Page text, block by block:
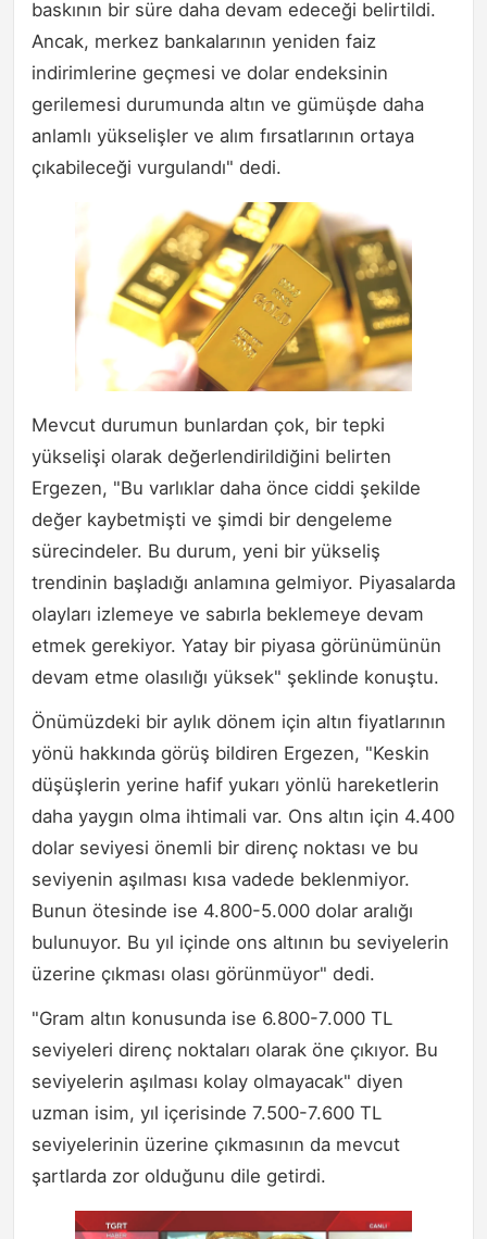
baskının bir süre daha devam edeceği belirtildi.
Ancak, merkez bankalarının yeniden faiz
indirimlerine geçmesi ve dolar endeksinin
gerilemesi durumunda altın ve gümüşde daha
anlamlı yükselişler ve alım fırsatlarının ortaya
çıkabileceği vurgulandı" dedi.
Mevcut durumun bunlardan çok, bir tepki
yükselişi olarak değerlendirildiğini belirten
Ergezen, "Bu varlıklar daha önce ciddi şekilde
değer kaybetmişti ve şimdi bir dengeleme
sürecindeler. Bu durum, yeni bir yükseliş
trendinin başladığı anlamına gelmiyor. Piyasalarda
olayları izlemeye ve sabırla beklemeye devam
etmek gerekiyor. Yatay bir piyasa görünümünün
devam etme olasılığı yüksek" şeklinde konuştu.
Önümüzdeki bir aylık dönem için altın fiyatlarının
yönü hakkında görüş bildiren Ergezen, "Keskin
düşüşlerin yerine hafif yukarı yönlü hareketlerin
daha yaygın olma ihtimali var. Ons altın için 4.400
dolar seviyesi önemli bir direnç noktası ve bu
seviyenin aşılması kısa vadede beklenmiyor.
Bunun ötesinde ise 4.800-5.000 dolar aralığı
bulunuyor. Bu yıl içinde ons altının bu seviyelerin
üzerine çıkması olası görünmüyor" dedi.
"Gram altın konusunda ise 6.800-7.000 TL
seviyeleri direnç noktaları olarak öne çıkıyor. Bu
seviyelerin aşılması kolay olmayacak" diyen
uzman isim, yıl içerisinde 7.500-7.600 TL
seviyelerinin üzerine çıkmasının da mevcut
şartlarda zor olduğunu dile getirdi.